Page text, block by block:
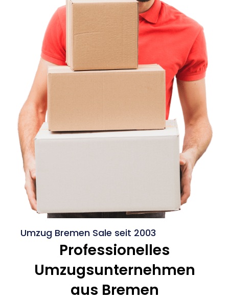
Umzug Bremen Sale seit 2003
Professionelles
Umzugsunternehmen
aus Bremen